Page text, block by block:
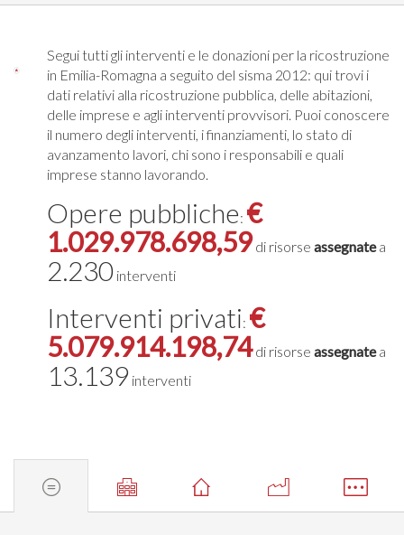
INTERVENTI
INTERVIENE
Segui tutti gli interventi e le donazioni per la ricostruzione
in Emilia-Romagna a seguito del sisma 2012: qui trovi i
dati relativi alla ricostruzione pubblica, delle abitazioni,
delle imprese e agli interventi provvisori. Puoi conoscere
il numero degli interventi, i finanziamenti, lo stato di
avanzamento lavori, chi sono i responsabili e quali
imprese stanno lavorando.
Opere pubbliche: €
1.029.978.698,59di risorseassegnatea
2.230 interventi
Interventi privati: €
5.079.914.198,74di risorseassegnatea
13.139 interventi